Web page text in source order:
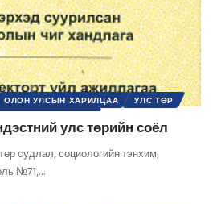
ОЛОН УЛСЫН ХАРИЛЦАА
УЛС ТӨР
улс төрийн соёл
судлал, социологийн тэнхим,
№71, …